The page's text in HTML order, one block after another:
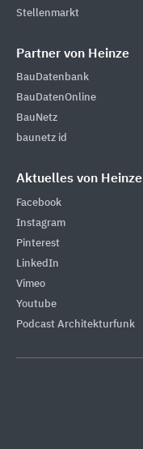
Stellenmarkt
Partner von Heinze
BauDatenbank
BauDatenOnline
BauNetz
baunetz id
Aktuelles von Heinze
Facebook
Instagram
Pinterest
LinkedIn
Vimeo
Youtube
Podcast Architekturfunk